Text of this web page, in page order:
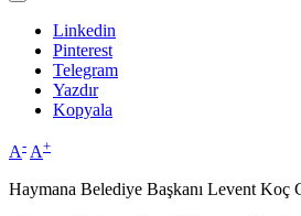
Linkedin
Pinterest
Telegram
Yazdır
Kopyala
A- A+
Haymana Belediye Başkanı Levent Koç